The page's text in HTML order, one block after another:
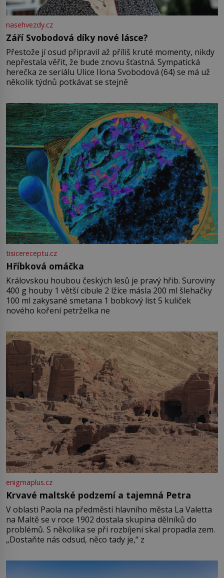
nasehvezdy.cz
Září Svobodová díky nové lásce?
Přestože jí osud připravil až příliš kruté momenty, nikdy
nepřestala věřit, že bude znovu šťastná. Sympatická
herečka ze seriálu Ulice Ilona Svobodová (64) se má už
několik týdnů potkávat se stejně
tisicereceptu.cz
Hříbková omáčka
Královskou houbou českých lesů je pravý hřib. Suroviny
400 g houby 1 větší cibule 2 lžíce másla 200 ml šlehačky
100 ml zakysané smetana 1 bobkový list 5 kuliček
nového koření petrželka ne
enigmaplus.cz
Krvavé maltské podzemí a tajemná Petra
V oblasti Paola na předměstí hlavního města La Valetta
na Maltě se v roce 1902 dostala skupina dělníků do
problémů. S několika se při rozbíjení skal propadla zem.
„Dostaňte nás odsud, něco tady je,“ z